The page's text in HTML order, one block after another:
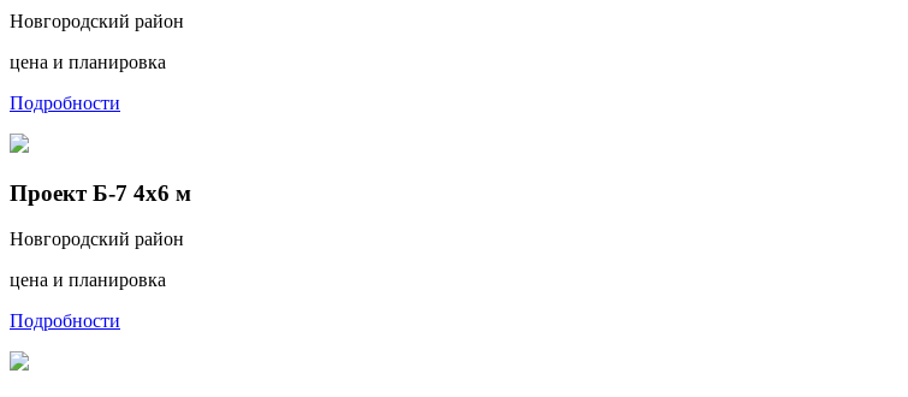
Новгородский район
цена и планировка
Подробности
Проект Б-7 4х6 м
Новгородский район
цена и планировка
Подробности